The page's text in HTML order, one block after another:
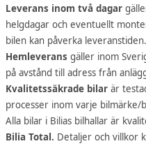
Leverans inom två dagar
helgdagar och eventuellt
bilen kan påverka leveranstiden.
Hemleverans gäller inom
på avstånd till adress från
Kvalitetssäkrade bilar är
processer inom varje bilmärke/
Alla bilar i Bilias bilhallar är
Bilia Total. Detaljer och villkor